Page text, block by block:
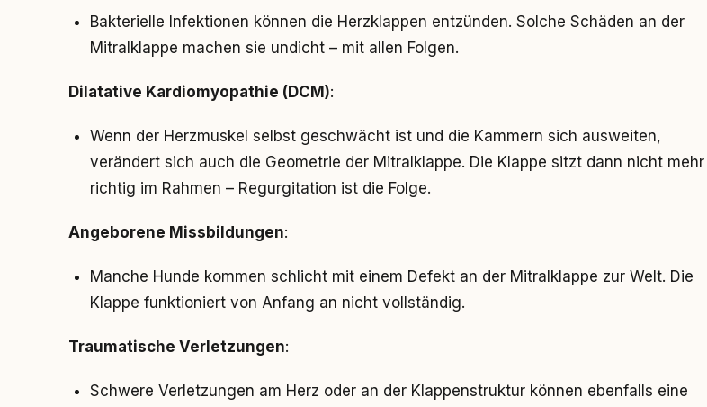
Bakterielle Infektionen können die Herzklappen entzünden. Solche Schäden an der
Mitralklappe machen sie undicht – mit allen Folgen.
Dilatative Kardiomyopathie (DCM):
Wenn der Herzmuskel selbst geschwächt ist und die Kammern sich ausweiten,
verändert sich auch die Geometrie der Mitralklappe. Die Klappe sitzt dann nicht mehr
richtig im Rahmen – Regurgitation ist die Folge.
Angeborene Missbildungen:
Manche Hunde kommen schlicht mit einem Defekt an der Mitralklappe zur Welt. Die
Klappe funktioniert von Anfang an nicht vollständig.
Traumatische Verletzungen:
Schwere Verletzungen am Herz oder an der Klappenstruktur können ebenfalls eine